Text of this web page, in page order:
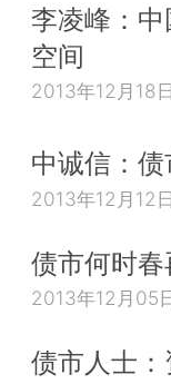
李凌峰：
空间
2013年12月18日
中诚信：
2013年12月12日
债市何时春
2013年12月05
债市人士